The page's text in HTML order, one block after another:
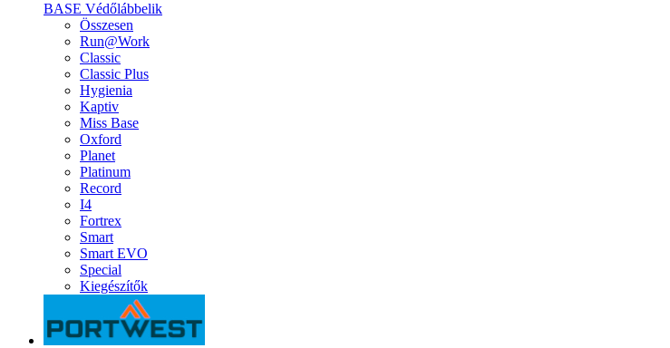
BASE Védőlábbelik
Összesen
Run@Work
Classic
Classic Plus
Hygienia
Kaptiv
Miss Base
Oxford
Planet
Platinum
Record
I4
Fortrex
Smart
Smart EVO
Special
Kiegészítők